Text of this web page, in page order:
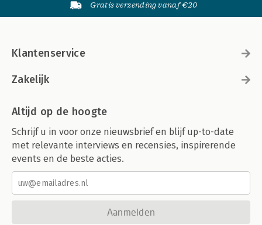
Gratis verzending vanaf €20
Klantenservice
Zakelijk
Altijd op de hoogte
Schrijf u in voor onze nieuwsbrief en blijf up-to-date
met relevante interviews en recensies, inspirerende
events en de beste acties.
Aanmelden